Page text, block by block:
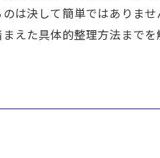
は決して簡単ではありま
えた具体的整理方法まで